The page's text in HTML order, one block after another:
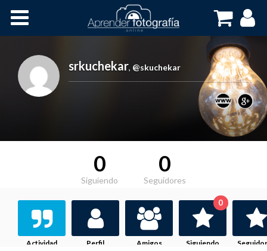
Cursos OnLine
srkuchekar, @skuchekar
0
Siguiendo
0
Seguidores
Actividad Perfil Amigos Siguiendo
0